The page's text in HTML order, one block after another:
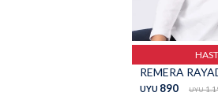
UYU 890 UYU